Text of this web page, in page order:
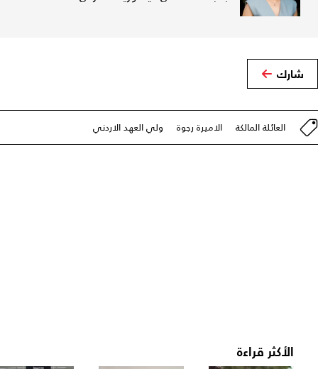
شارك
العائلة المالكة الاميرة رجوة ولي العهد الاردني
الأكثر قراءة